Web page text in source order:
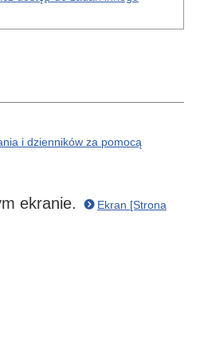
i dzienników za pomocą
ekranie. Ekran [Strona